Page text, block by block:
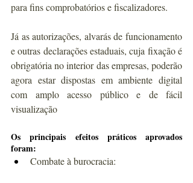
para fins comprobatórios e fiscalizadores.
Já as autorizações, alvarás de funcionamento
e outras declarações estaduais, cuja fixação é
obrigatória no interior das empresas, poderão
agora estar dispostas em ambiente digital
com amplo acesso público e de fácil
visualização
Os principais efeitos práticos aprovados
foram:
Combate à burocracia: